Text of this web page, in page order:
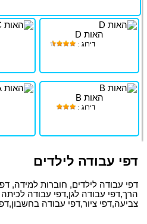
האות D
דירוג :
האות B
דירוג :
דפי עבודה לילדים
דפי עבודה לילדים, חוברות למידה,
הרך,דפי עבודה לגן,דפי עבודה
צביעה,דפי ציור,דפי עבודה